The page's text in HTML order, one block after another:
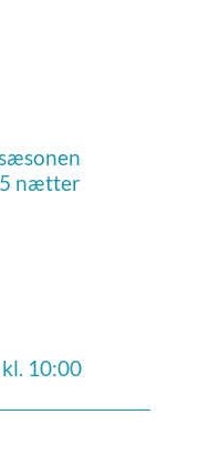
5 nætter
10:00